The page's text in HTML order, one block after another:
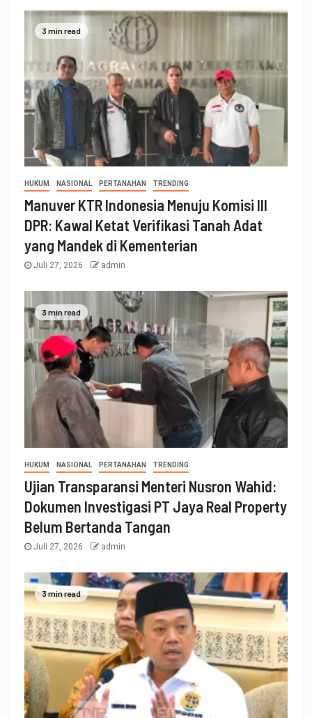
3 min read
HUKUM NASIONAL PERTANAHAN TRENDING
Manuver KTR Indonesia Menuju Komisi III
DPR: Kawal Ketat Verifikasi Tanah Adat
yang Mandek di Kementerian
Juli 27, 2026 admin
3 min read
HUKUM NASIONAL PERTANAHAN TRENDING
Ujian Transparansi Menteri Nusron Wahid:
Dokumen Investigasi PT Jaya Real Property
Belum Bertanda Tangan
Juli 27, 2026 admin
3 min read